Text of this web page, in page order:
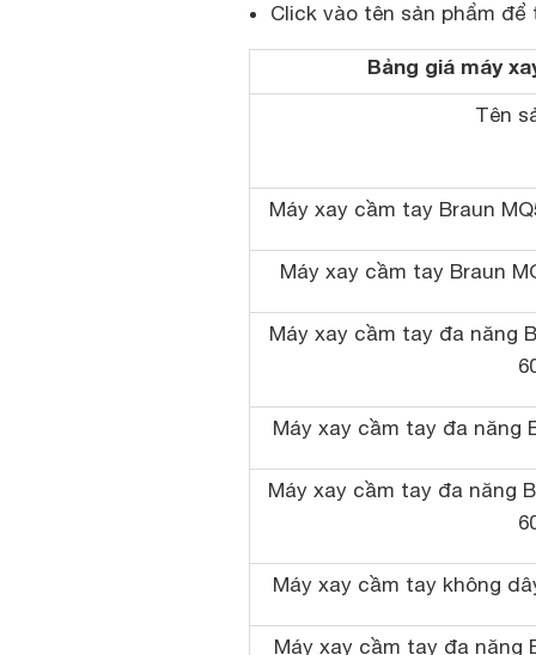
Click vào tên sản phẩm
Bảng giá máy
Tên
Máy xay cầm tay Braun
Máy xay cầm tay Braun
Máy xay cầm tay đa năng
Máy xay cầm tay đa năng
Máy xay cầm tay đa năng
Máy xay cầm tay không
Máy xay cầm tay đa năng